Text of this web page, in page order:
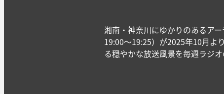
湘南・神奈川にゆかりのあるア
19:00〜19:25）が2025年10月よ
る穏やかな放送風景を毎週ラジ